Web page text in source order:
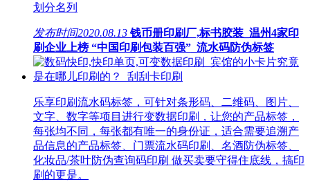
划分名列
发布时间2020.08.13 钱币册印刷厂,标书胶装_温州4家印
刷企业上榜 “中国印刷包装百强”_流水码防伪标签
乐享印刷流水码标签，可针对条形码、二维码、图片、
文字、数字等项目进行变数据印刷，让您的产品标签，
每张均不同，每张都有唯一的身份证，适合需要追溯产
品信息的产品标签、门票流水码印刷、名酒防伪标签、
化妆品/茶叶防伪查询码印刷 做买卖要守得住底线，搞印
刷的更是。